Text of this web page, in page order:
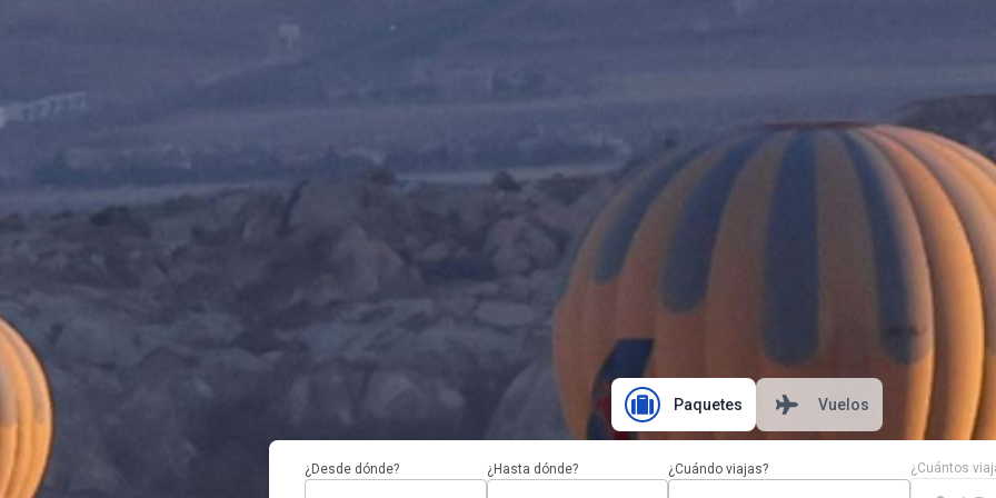
Paquetes Vuelos
¿Desde dónde? ¿Hasta dónde? ¿Cuándo viajas? ¿Cuántos